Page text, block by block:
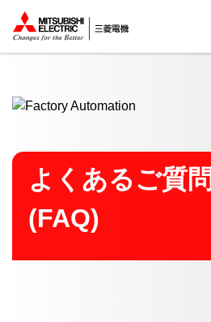
ここから本文
よくあるご質問
(FAQ)